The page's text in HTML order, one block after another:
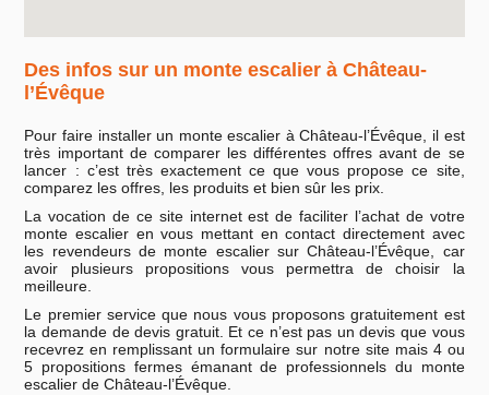
Des infos sur un monte escalier à Château-
l’Évêque
Pour faire installer un monte escalier à Château-l’Évêque, il est
très important de comparer les différentes offres avant de se
lancer : c’est très exactement ce que vous propose ce site,
comparez les offres, les produits et bien sûr les prix.
La vocation de ce site internet est de faciliter l’achat de votre
monte escalier en vous mettant en contact directement avec
les revendeurs de monte escalier sur Château-l’Évêque, car
avoir plusieurs propositions vous permettra de choisir la
meilleure.
Le premier service que nous vous proposons gratuitement est
la demande de devis gratuit. Et ce n’est pas un devis que vous
recevrez en remplissant un formulaire sur notre site mais 4 ou
5 propositions fermes émanant de professionnels du monte
escalier de Château-l’Évêque.